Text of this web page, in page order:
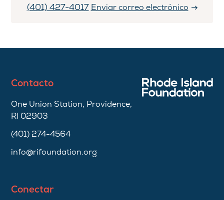
(401) 427-4017 Enviar correo electrónico
Contacto
One Union Station, Providence,
RI 02903
(401) 274-4564
info@rifoundation.org
Conectar